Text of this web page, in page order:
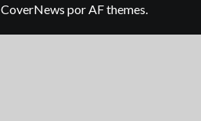
CoverNews por AF themes.